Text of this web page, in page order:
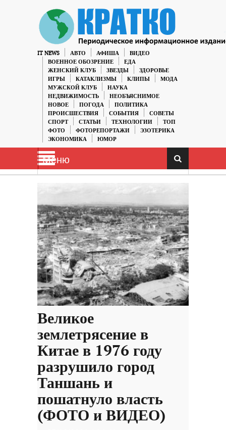
IT NEWS АВТО АФИША
ВИДЕО
ВОЕННОЕ ОБОЗРЕНИЕ
ЕДА
ЖЕНСКИЙ КЛУБ
ЗВЕЗДЫ
ЗДОРОВЬЕ
ИГРЫ
КАТАКЛИЗМЫ КЛИПЫ
МОДА
МУЖСКОЙ КЛУБ
НАУКА
НЕДВИЖИМОСТЬ
НЕОБЪЯСНИМОЕ
НОВОЕ
ПОГОДА
ПОЛИТИКА
ПРОИСШЕСТВИЯ
СОБЫТИЯ
СОВЕТЫ
СПОРТ
СТАТЬИ ТЕХНОЛОГИИ
ТОП
ФОТО
ФОТОРЕПОРТАЖИ
ЭЗОТЕРИКА
ЭКОНОМИКА
ЮМОР
Меню
Великое
землетрясение в
Китае в 1976 году
разрушило город
Таншань и
пошатнуло власть
(ФОТО и ВИДЕО)